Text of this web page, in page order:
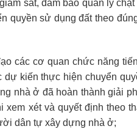
sát, đảm bảo quản lý
quyền sử dụng đất theo
các cơ quan chức năng
kiến thực hiện chuyển
nhà ở đã hoàn thành giải
xét và quyết định theo
dân tự xây dựng nhà ở;